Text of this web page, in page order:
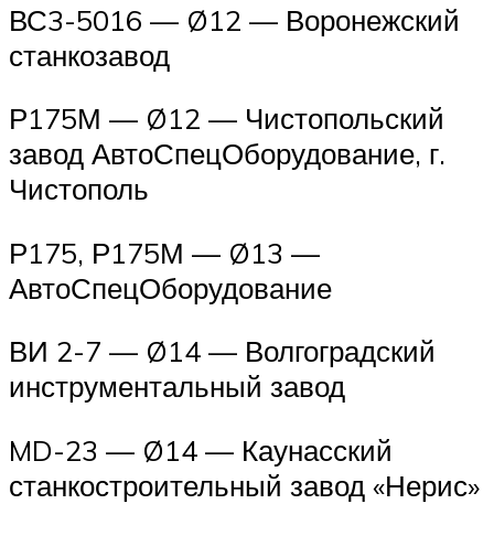
ВС3-5016 — Ø12 — Воронежский
станкозавод
Р175М — Ø12 — Чистопольский
завод АвтоСпецОборудование, г.
Чистополь
Р175, Р175М — Ø13 —
АвтоСпецОборудование
ВИ 2-7 — Ø14 — Волгоградский
инструментальный завод
MD-23 — Ø14 — Каунасский
станкостроительный завод «Нерис»